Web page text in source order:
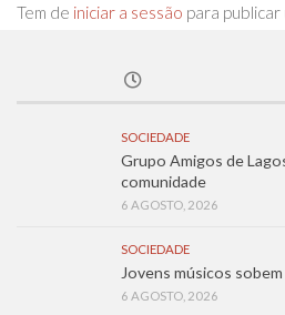
Tem de iniciar a sessão para
SOCIEDADE
Grupo Amigos de
comunidade
6 AGOSTO, 2026
SOCIEDADE
Jovens músicos
6 AGOSTO, 2026